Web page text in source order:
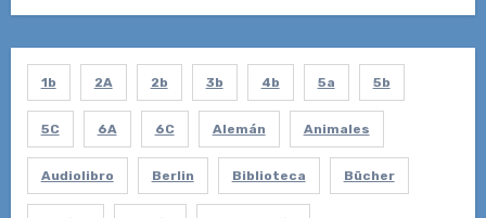
1b 2A 2b 3b 4b 5a 5b
5C 6A 6C Alemán Animales
Audiolibro Berlin Biblioteca Bücher